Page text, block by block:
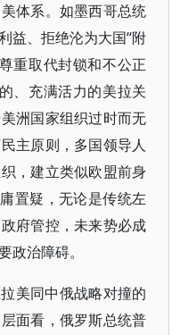
体系。如墨西哥总统
益、拒绝沦为大国“附
重取代封锁和不公正
、充满活力的美拉关
洲国家组织过时而无
主原则，多国领导人
，建立类似欧盟前身
置疑，无论是传统左
府管控，未来势必成
政治障碍。
美同中俄战略对撞的
面看，俄罗斯总统普